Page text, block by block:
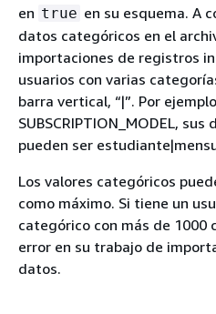
en true en su esquema. A
datos categóricos en el
importaciones de registros
usuarios con varias
barra vertical, “|”. Por
SUBSCRIPTION_MODEL,
pueden ser
Los valores categóricos
como máximo. Si tiene un
categórico con más de 1000
error en su trabajo de
datos.